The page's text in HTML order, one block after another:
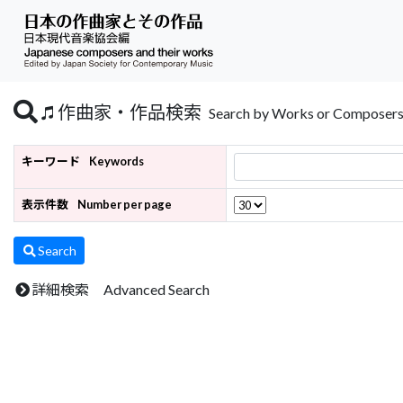
作曲家・作品検索 Search by Works or Composers
キーワード Keywords
表示件数 Number per page
Search
詳細検索 Advanced Search